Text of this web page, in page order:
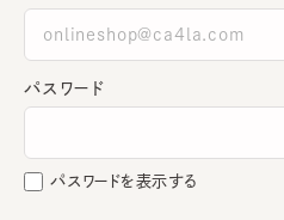
パスワード
パスワードを表示する